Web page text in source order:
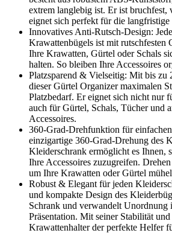
extrem langlebig ist. Er ist bruchfest,
eignet sich perfekt für die
Innovatives Anti-Rutsch-Design:
Krawattenbügels ist mit rutschfesten
Ihre Krawatten, Gürtel oder Schals
halten. So bleiben Ihre Accessoires
Platzsparend & Vielseitig: Mit bis zu
dieser Gürtel Organizer maximalen
Platzbedarf. Er eignet sich nicht nur
auch für Gürtel, Schals, Tücher und
Accessoires.
360-Grad-Drehfunktion für
einzigartige 360-Grad-Drehung des
Kleiderschrank ermöglicht es Ihnen,
Ihre Accessoires zuzugreifen.
um Ihre Krawatten oder Gürtel
Robust & Elegant für jeden
und kompakte Design des
Schrank und verwandelt Unordnung
Präsentation. Mit seiner Stabilität
Krawattenhalter der perfekte Helfer